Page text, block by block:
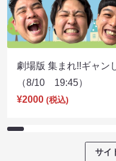
劇場版 集まれ!!ギャン
（8/10 19:45）
¥2000 (税込)
サイ